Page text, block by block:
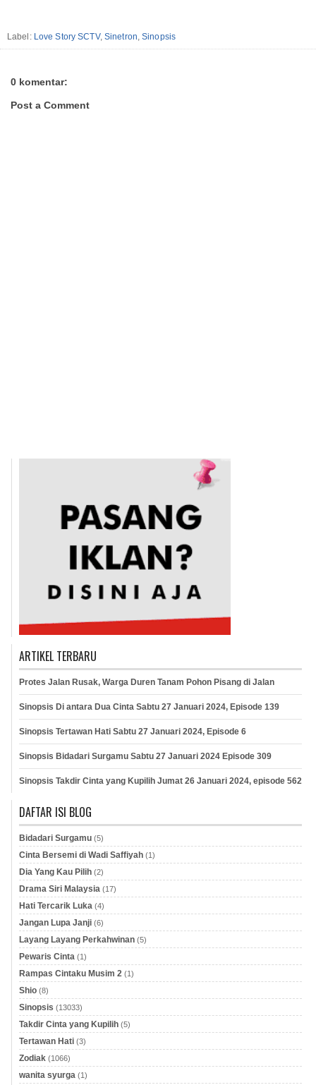
Label: Love Story SCTV, Sinetron,Sinopsis
0 komentar:
Post a Comment
ARTIKEL TERBARU
Protes Jalan Rusak, Warga Duren Tanam Pohon Pisang di Jalan
Sinopsis Di antara Dua Cinta Sabtu 27 Januari 2024, Episode 139
Sinopsis Tertawan Hati Sabtu 27 Januari 2024, Episode 6
Sinopsis Bidadari Surgamu Sabtu 27 Januari 2024 Episode 309
Sinopsis Takdir Cinta yang Kupilih Jumat 26 Januari 2024, episode 562
DAFTAR ISI BLOG
Bidadari Surgamu (5)
Cinta Bersemi di Wadi Saffiyah (1)
Dia Yang Kau Pilih (2)
Drama Siri Malaysia (17)
Hati Tercarik Luka (4)
Jangan Lupa Janji (6)
Layang Layang Perkahwinan (5)
Pewaris Cinta (1)
Rampas Cintaku Musim 2 (1)
Shio (8)
Sinopsis (13033)
Takdir Cinta yang Kupilih (5)
Tertawan Hati (3)
Zodiak (1066)
wanita syurga (1)